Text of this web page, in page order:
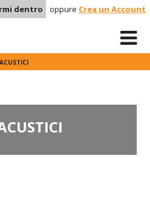
dentro oppure Crea un Account